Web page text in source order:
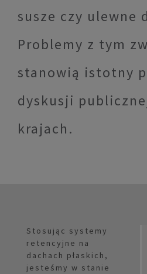
susze czy ulewne
Problemy z tym
stanowią istotny
dyskusji
krajach.
Stosując systemy
retencyjne na
dachach płaskich,
jesteśmy w stanie